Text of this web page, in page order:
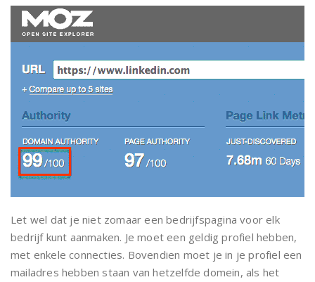
Let wel dat je niet zomaar een bedrijfspagina voor elk
bedrijf kunt aanmaken. Je moet een geldig profiel hebben,
met enkele connecties. Bovendien moet je in je profiel een
mailadres hebben staan van hetzelfde domein, als het